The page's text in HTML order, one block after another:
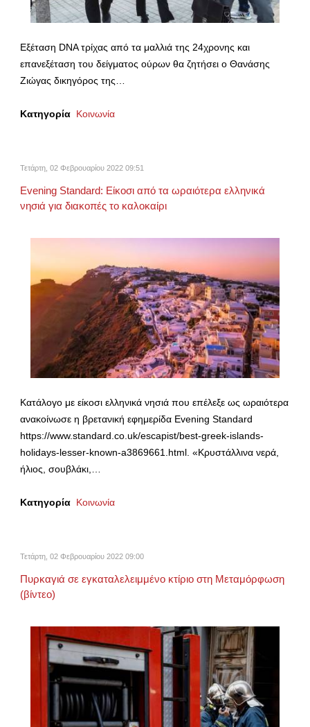
Εξέταση DNA τρίχας από τα μαλλιά της 24χρονης και
επανεξέταση του δείγματος ούρων θα ζητήσει ο Θανάσης
Ζιώγας δικηγόρος της…
Κατηγορία Κοινωνία
Τετάρτη, 02 Φεβρουαρίου 2022 09:51
Evening Standard: Είκοσι από τα ωραιότερα ελληνικά
νησιά για διακοπές το καλοκαίρι
Κατάλογο με είκοσι ελληνικά νησιά που επέλεξε ως ωραιότερα
ανακοίνωσε η βρετανική εφημερίδα Evening Standard
https://www.standard.co.uk/escapist/best-greek-islands-
holidays-lesser-known-a3869661.html. «Κρυστάλλινα νερά,
ήλιος, σουβλάκι,…
Κατηγορία Κοινωνία
Τετάρτη, 02 Φεβρουαρίου 2022 09:00
Πυρκαγιά σε εγκαταλελειμμένο κτίριο στη Μεταμόρφωση
(βίντεο)